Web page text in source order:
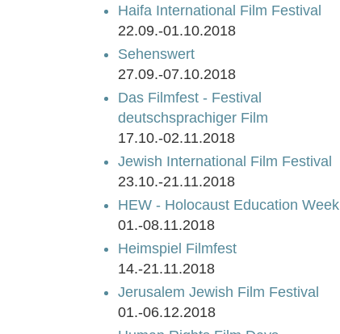
Haifa International Film Festival
22.09.-01.10.2018
Sehenswert
27.09.-07.10.2018
Das Filmfest - Festival
deutschsprachiger Film
17.10.-02.11.2018
Jewish International Film Festival
23.10.-21.11.2018
HEW - Holocaust Education Week
01.-08.11.2018
Heimspiel Filmfest
14.-21.11.2018
Jerusalem Jewish Film Festival
01.-06.12.2018